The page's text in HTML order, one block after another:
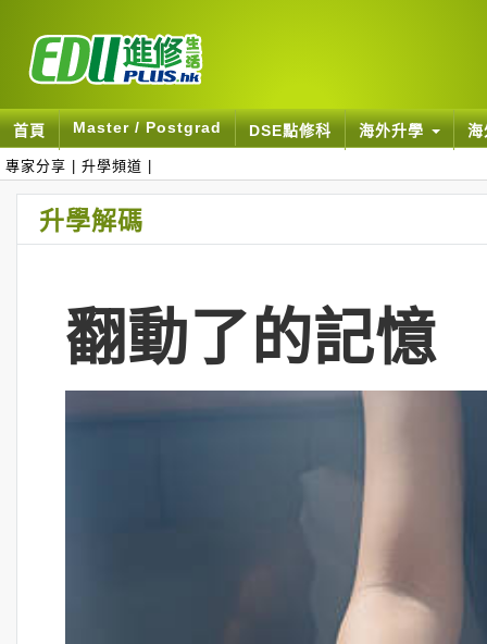
首頁 Master / Postgrad DSE點修科 海外升學
專家分享 升學頻道
升學解碼
翻動了的記憶